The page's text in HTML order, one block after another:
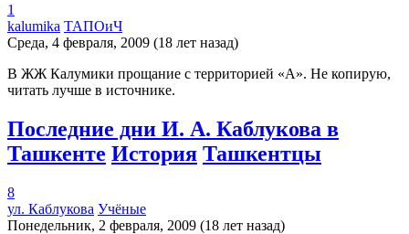
1
kalumika ТАПОиЧ
Среда, 4 февраля, 2009 (18 лет назад)
В ЖЖ Калумики прощание с территорией «А». Не копирую,
читать лучше в источнике.
Последние дни И. А. Каблукова в
Ташкенте История Ташкентцы
8
ул. Каблукова Учёные
Понедельник, 2 февраля, 2009 (18 лет назад)